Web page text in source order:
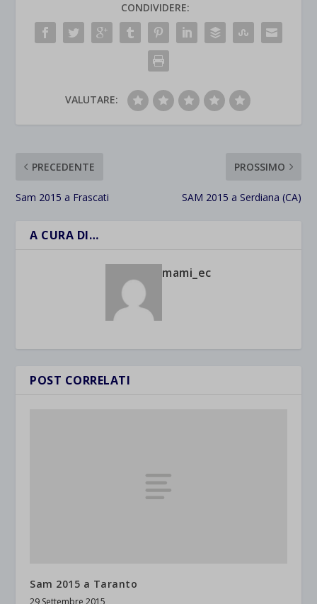
CONDIVIDERE:
VALUTARE:
PRECEDENTE
Sam 2015 a Frascati
PROSSIMO
SAM 2015 a Serdiana (CA)
A CURA DI…
mami_ec
POST CORRELATI
Sam 2015 a Taranto